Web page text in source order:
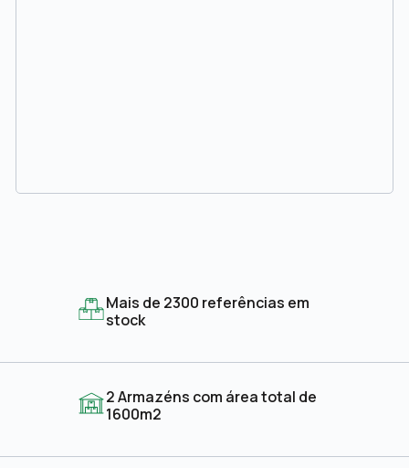
Mais de 2300 referências em
stock
2 Armazéns com área total de
1600m2